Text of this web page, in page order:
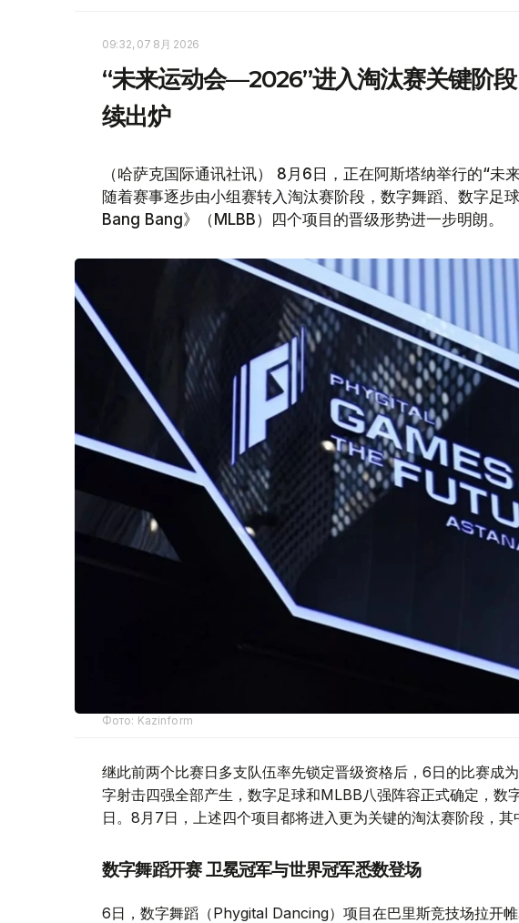
09:32, 07 8月 2026
“未来运动会—2026”进入淘汰赛关键阶
续出炉
（哈萨克国际通讯社讯） 8月6日，正在阿斯塔纳举行的“未
随着赛事逐步由小组赛转入淘汰赛阶段，数字舞蹈、数字
Bang Bang》（MLBB）四个项目的晋级形势进一步明朗。
Фото: Kazinform
继此前两个比赛日多支队伍率先锁定晋级资格后，6日的比赛成
字射击四强全部产生，数字足球和MLBB八强阵容正式确定，数
日。8月7日，上述四个项目都将进入更为关键的淘汰赛阶段，其
数字舞蹈开赛 卫冕冠军与世界冠军悉数登场
6日，数字舞蹈（Phygital Dancing）项目在巴里斯竞技场拉开